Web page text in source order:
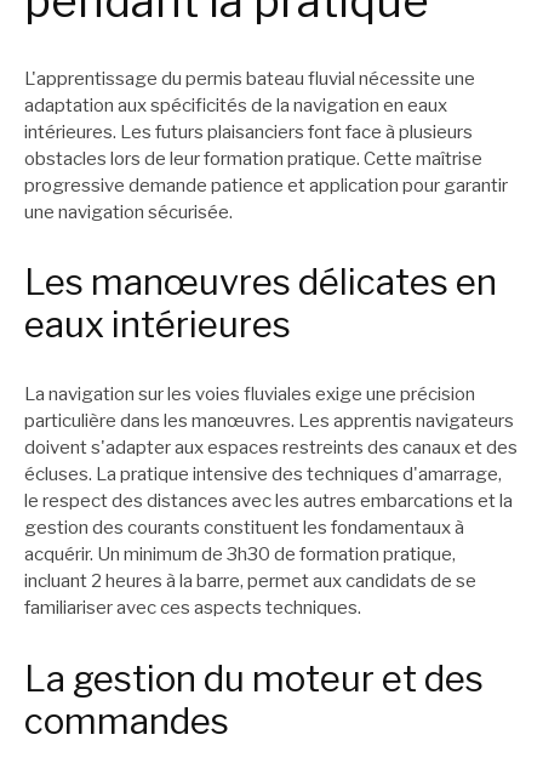
L'apprentissage du permis bateau fluvial nécessite une
adaptation aux spécificités de la navigation en eaux
intérieures. Les futurs plaisanciers font face à plusieurs
obstacles lors de leur formation pratique. Cette maîtrise
progressive demande patience et application pour garantir
une navigation sécurisée.
Les manœuvres délicates en
eaux intérieures
La navigation sur les voies fluviales exige une précision
particulière dans les manœuvres. Les apprentis navigateurs
doivent s'adapter aux espaces restreints des canaux et des
écluses. La pratique intensive des techniques d'amarrage,
le respect des distances avec les autres embarcations et la
gestion des courants constituent les fondamentaux à
acquérir. Un minimum de 3h30 de formation pratique,
incluant 2 heures à la barre, permet aux candidats de se
familiariser avec ces aspects techniques.
La gestion du moteur et des
commandes